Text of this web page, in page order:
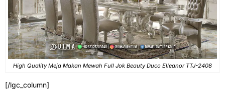
High Quality Meja Makan Mewah Full Jok Beauty Duco Elleanor TTJ-2408
[/lgc_column]